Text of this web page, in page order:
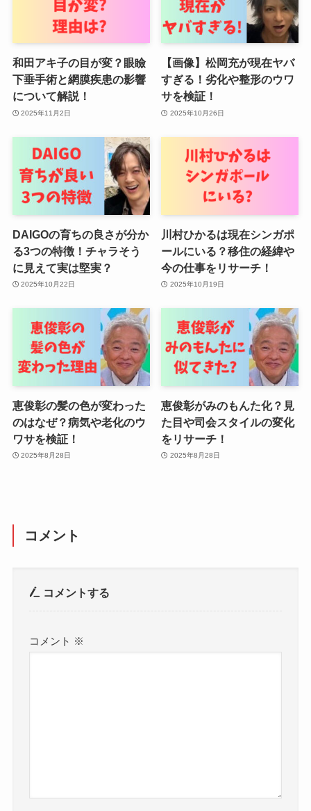
和田アキ子の目が変？眼瞼
下垂手術と網膜疾患の影響
について解説！
2025年11月2日
【画像】松岡充が現在ヤバ
すぎる！劣化や整形のウワ
サを検証！
2025年10月26日
DAIGOの育ちの良さが分か
る3つの特徴！チャラそう
に見えて実は堅実？
2025年10月22日
川村ひかるは現在シンガポ
ールにいる？移住の経緯や
今の仕事をリサーチ！
2025年10月19日
恵俊彰の髪の色が変わった
のはなぜ？病気や老化のウ
ワサを検証！
2025年8月28日
恵俊彰がみのもんた化？見
た目や司会スタイルの変化
をリサーチ！
2025年8月28日
コメント
コメントする
コメント ※